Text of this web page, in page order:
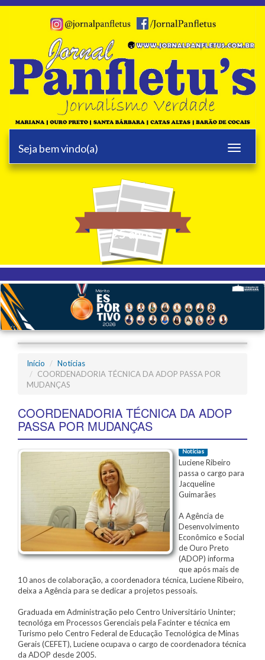
Toggle
Seja bem vindo(a)
25 anos
Início
Notícias
COORDENADORIA TÉCNICA DA ADOP PASSA POR
MUDANÇAS
COORDENADORIA TÉCNICA DA ADOP
PASSA POR MUDANÇAS
Notícias
Luciene Ribeiro
passa o cargo para
Jacqueline
Guimarães
A Agência de
Desenvolvimento
Econômico e Social
de Ouro Preto
(ADOP) informa
que após mais de
10 anos de colaboração, a coordenadora técnica, Luciene Ribeiro,
deixa a Agência para se dedicar a projetos pessoais.
Graduada em Administração pelo Centro Universitário Uninter;
tecnológa em Processos Gerenciais pela Facinter e técnica em
Turismo pelo Centro Federal de Educação Tecnológica de Minas
Gerais (CEFET), Luciene ocupava o cargo de coordenadora técnica
da ADOP desde 2005.